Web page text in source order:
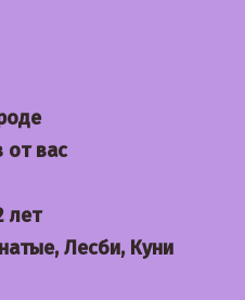
от вас
лет
Лесби, Куни